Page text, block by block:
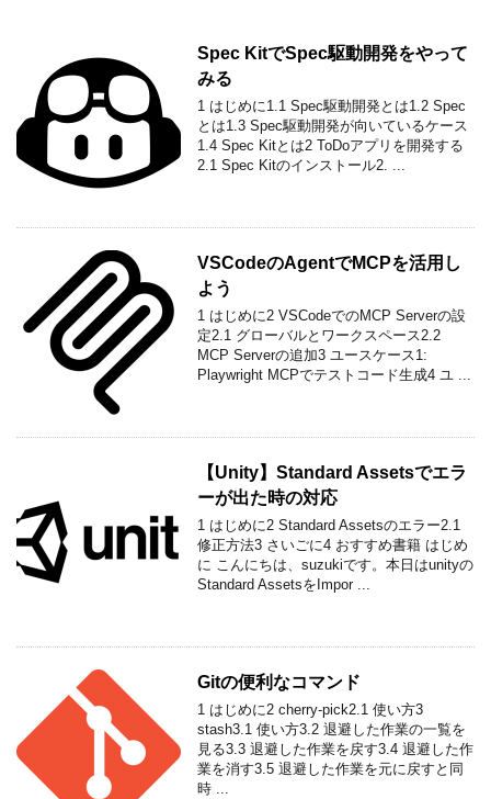
Spec KitでSpec駆動開発をやって
みる
1 はじめに1.1 Spec駆動開発とは1.2 Spec
とは1.3 Spec駆動開発が向いているケース
1.4 Spec Kitとは2 ToDoアプリを開発する
2.1 Spec Kitのインストール2. ...
VSCodeのAgentでMCPを活用し
よう
1 はじめに2 VSCodeでのMCP Serverの設
定2.1 グローバルとワークスペース2.2
MCP Serverの追加3 ユースケース1:
Playwright MCPでテストコード生成4 ユ ...
【Unity】Standard Assetsでエラ
ーが出た時の対応
1 はじめに2 Standard Assetsのエラー2.1
修正方法3 さいごに4 おすすめ書籍 はじめ
に こんにちは、suzukiです。本日はunityの
Standard AssetsをImpor ...
Gitの便利なコマンド
1 はじめに2 cherry-pick2.1 使い方3
stash3.1 使い方3.2 退避した作業の一覧を
見る3.3 退避した作業を戻す3.4 退避した作
業を消す3.5 退避した作業を元に戻すと同
時 ...